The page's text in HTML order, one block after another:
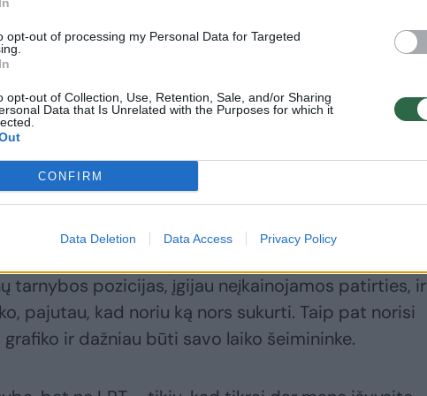
opt-out of processing my Personal Data for Targeted
opt-out of Collection, Use, Retention, Sale, and/or Sharing
Data that Is Unrelated with the Purposes for which it
CONFIRM
Data Deletion Data Access Privacy Policy
Lietuvos ir
papasakojo apie
vadinu nuotykiu“
pinigų filosofija
tarnybos pozicijas, įgijau neįkainojamos patirties, ir
pajutau, kad noriu ką nors sukurti. Taip pat norisi
ir dažniau būti savo laiko šeimininke.